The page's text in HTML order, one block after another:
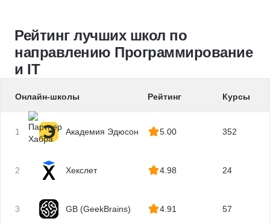
SQL
Kubernetes
Bash
Системы контроля версий
Администрирование Linux
Администрирование Windows
Архитектура ПО
Unreal Engine
Unity
Защита от мошенничества
Java
Подготовка к собеседованию
PHP
Разработка игр
HTML/CSS
DevOps
Системное администрирование
Ручное тестирование
Unity
Unreal Engine
Node.js
Разработка под iOS
Кибербезопасность
Рейтинг лучших школ по
направлению Программирование
и IT
Онлайн-школы Рейтинг Курсы
1 Академия Эдюсон 5.00 352
2 Хекслет 4.98 24
3 GB (GeekBrains) 4.91 57